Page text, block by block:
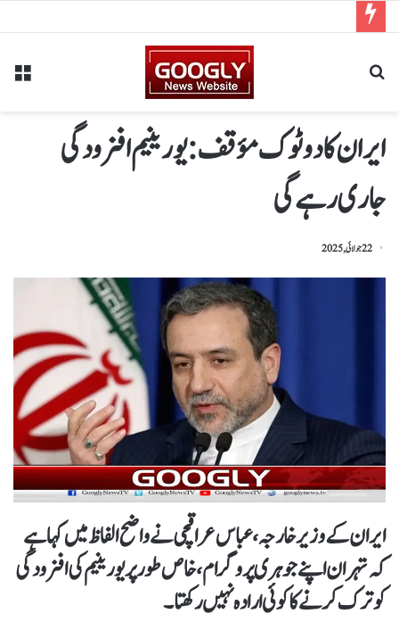
ایران کا دوٹوک مؤقف: یورینیم افزودگی
جاری رہے گی
22 جولائی, 2025
ایران کے وزیر خارجہ، عباس عراقچی نے واضح الفاظ میں کہا ہے
کہ تہران اپنے جوہری پروگرام، خاص طور پر یورینیم کی افزودگی
کو ترک کرنے کا کوئی ارادہ نہیں رکھتا۔